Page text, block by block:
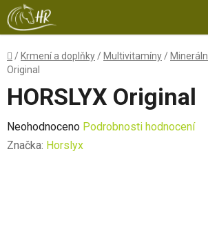
Přejít
na
obsah
Domů
/ Krmení a doplňky / Multivitamíny /
Original
HORSLYX Original
Průměrné
hodnocení
Neohodnoceno Podrobnosti hodnocení
Značka: Horslyx